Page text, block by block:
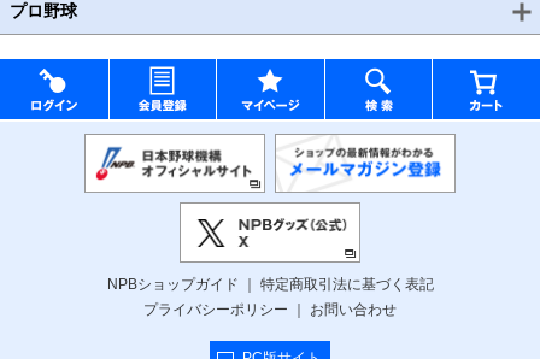
プロ野球
NPBショップガイド
特定商取引法に基づく表記
プライバシーポリシー
お問い合わせ